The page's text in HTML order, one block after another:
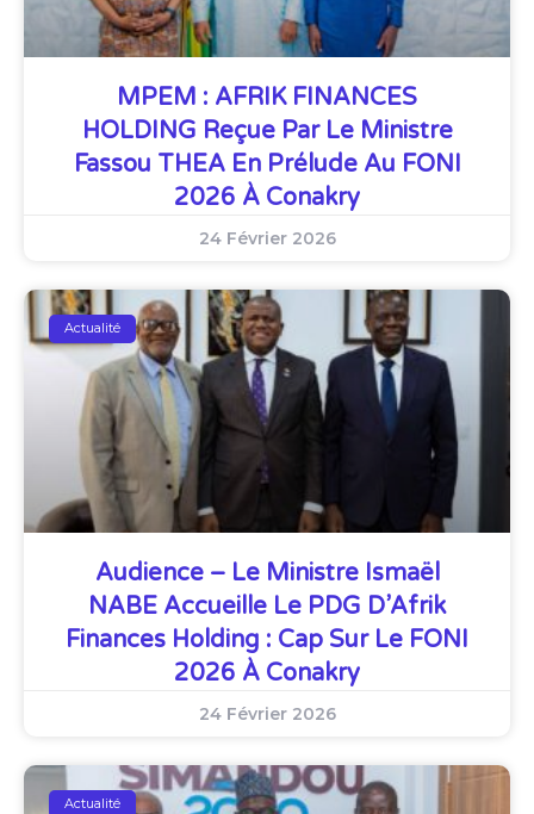
MPEM : AFRIK FINANCES
HOLDING Reçue Par Le Ministre
Fassou THEA En Prélude Au FONI
2026 À Conakry
24 Février 2026
Actualité
Audience – Le Ministre Ismaël
NABE Accueille Le PDG D’Afrik
Finances Holding : Cap Sur Le FONI
2026 À Conakry
24 Février 2026
Actualité